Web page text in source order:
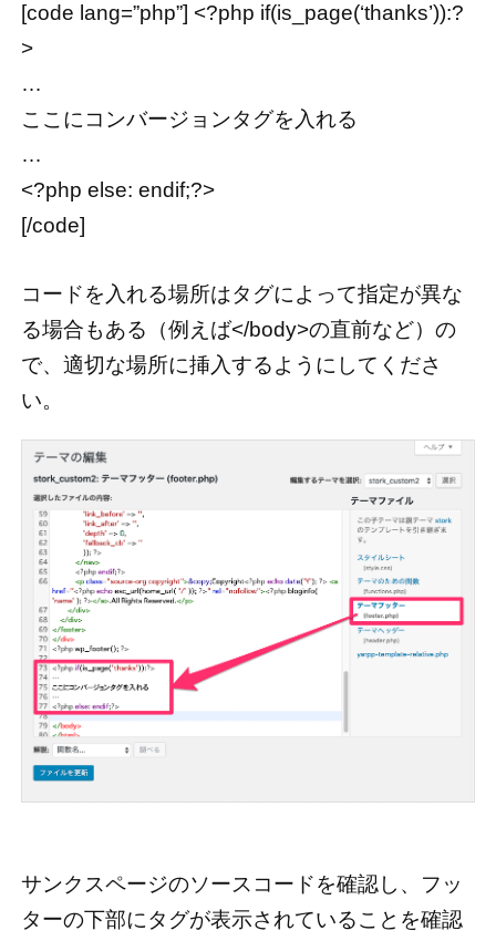
[code lang=”php”] <?php if(is_page(‘thanks’)):?
>
…
ここにコンバージョンタグを入れる
…
<?php else: endif;?>
[/code]
コードを入れる場所はタグによって指定が異な
る場合もある（例えば</body>の直前など）の
で、適切な場所に挿入するようにしてくださ
い。
サンクスページのソースコードを確認し、フッ
ターの下部にタグが表示されていることを確認